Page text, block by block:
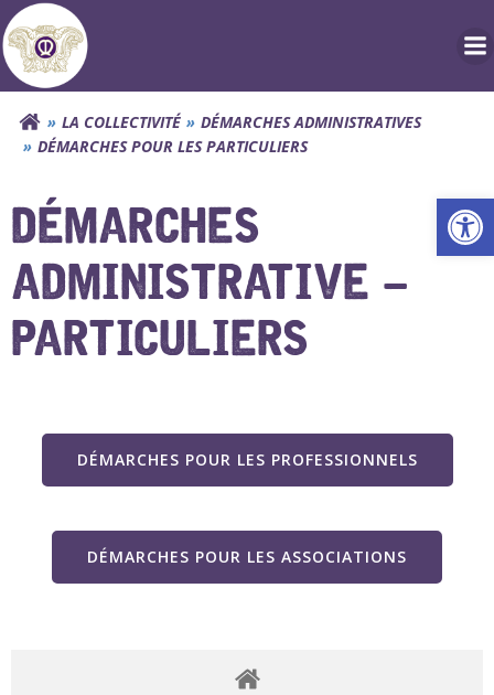
Aller
au
contenu
LA COLLECTIVITÉ
DÉMARCHES ADMINISTRATIVES
DÉMARCHES POUR LES PARTICULIERS
DÉMARCHES
ADMINISTRATIVE –
PARTICULIERS
DÉMARCHES POUR LES PROFESSIONNELS
DÉMARCHES POUR LES ASSOCIATIONS